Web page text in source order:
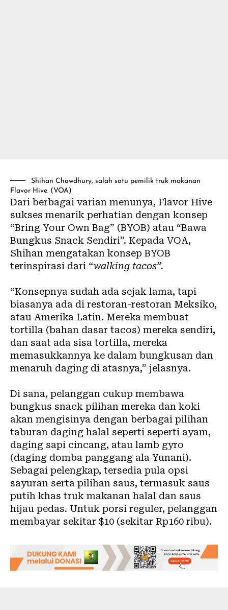
Shihan Chowdhury, salah satu pemilik truk makanan
Flavor Hive. (VOA)
Dari berbagai varian menunya, Flavor Hive
sukses menarik perhatian dengan konsep
“Bring Your Own Bag” (BYOB) atau “Bawa
Bungkus Snack Sendiri”. Kepada VOA,
Shihan mengatakan konsep BYOB
terinspirasi dari “walking tacos”.
“Konsepnya sudah ada sejak lama, tapi
biasanya ada di restoran-restoran Meksiko,
atau Amerika Latin. Mereka membuat
tortilla (bahan dasar tacos) mereka sendiri,
dan saat ada sisa tortilla, mereka
memasukkannya ke dalam bungkusan dan
menaruh daging di atasnya,” jelasnya.
Di sana, pelanggan cukup membawa
bungkus snack pilihan mereka dan koki
akan mengisinya dengan berbagai pilihan
taburan daging halal seperti seperti ayam,
daging sapi cincang, atau lamb gyro
(daging domba panggang ala Yunani).
Sebagai pelengkap, tersedia pula opsi
sayuran serta pilihan saus, termasuk saus
putih khas truk makanan halal dan saus
hijau pedas. Untuk porsi reguler, pelanggan
membayar sekitar $10 (sekitar Rp160 ribu).